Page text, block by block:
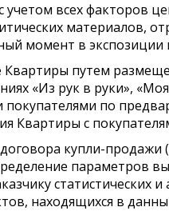
всех факторов
материалов,
момент в экспозиции
Квартиры путем
«Из рук в руки»,
по
Квартиры с
купли-продажи
параметров
статистических и
находящихся в